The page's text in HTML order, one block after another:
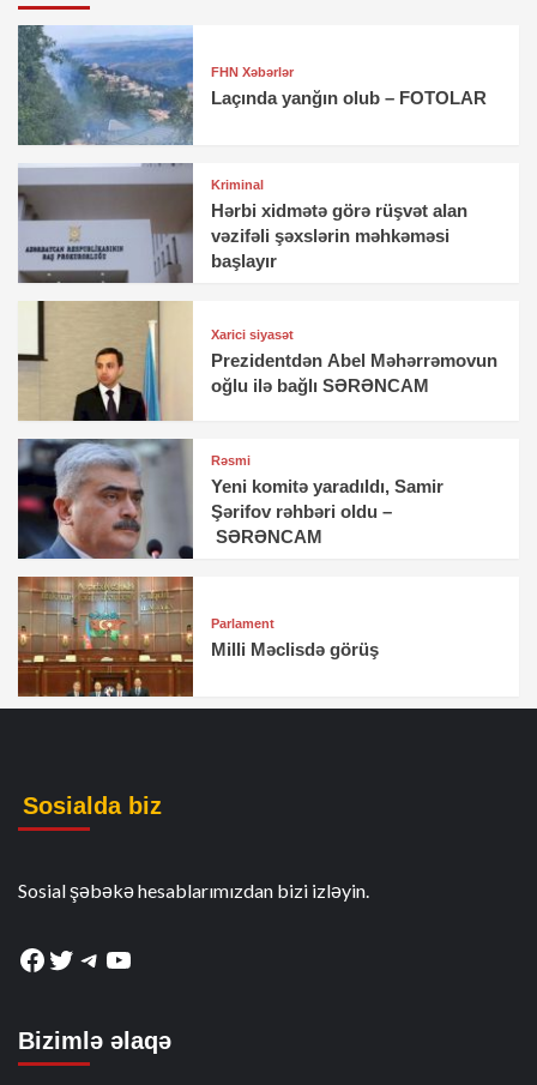
FHN Xəbərlər
Laçında yanğın olub – FOTOLAR
Kriminal
Hərbi xidmətə görə rüşvət alan
vəzifəli şəxslərin məhkəməsi
başlayır
Xarici siyasət
Prezidentdən Abel Məhərrəmovun
oğlu ilə bağlı SƏRƏNCAM
Rəsmi
Yeni komitə yaradıldı, Samir
Şərifov rəhbəri oldu –
SƏRƏNCAM
Parlament
Milli Məclisdə görüş
Sosialda biz
Sosial şəbəkə hesablarımızdan bizi izləyin.
Facebook
Twitter
Telegram
YouTube
Bizimlə əlaqə